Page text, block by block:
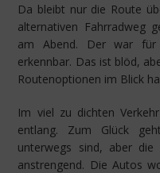
Da bleibt nur die Route
alternativen Fahrradweg
am Abend. Der war
erkennbar. Das ist blöd,
Routenoptionen im Blick
Im viel zu dichten
entlang. Zum Glück
unterwegs sind, aber
anstrengend. Die Autos